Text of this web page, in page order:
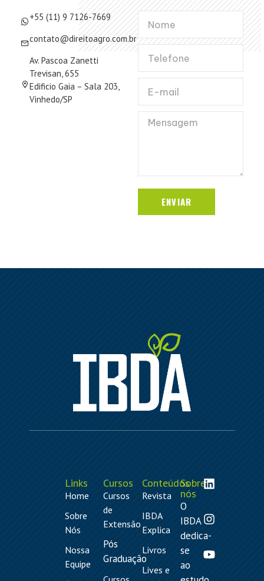
+55 (11) 9 7126-7669
contato@direitoagro.com.br
Av. Pascoa Zanetti
Trevisan, 655
Edificio Gaia – Sala 203,
Vinhedo/SP
ENVIAR
Links
Home
Sobre
Nós
Nossa
Equipe
Cursos
Cursos
de
Extensão
Pós
Graduação
Conteúdos
Revista
IBDA
Explica
Livros
Lives e
Sobre
nós
O
IBDA
dedica-
se
ao